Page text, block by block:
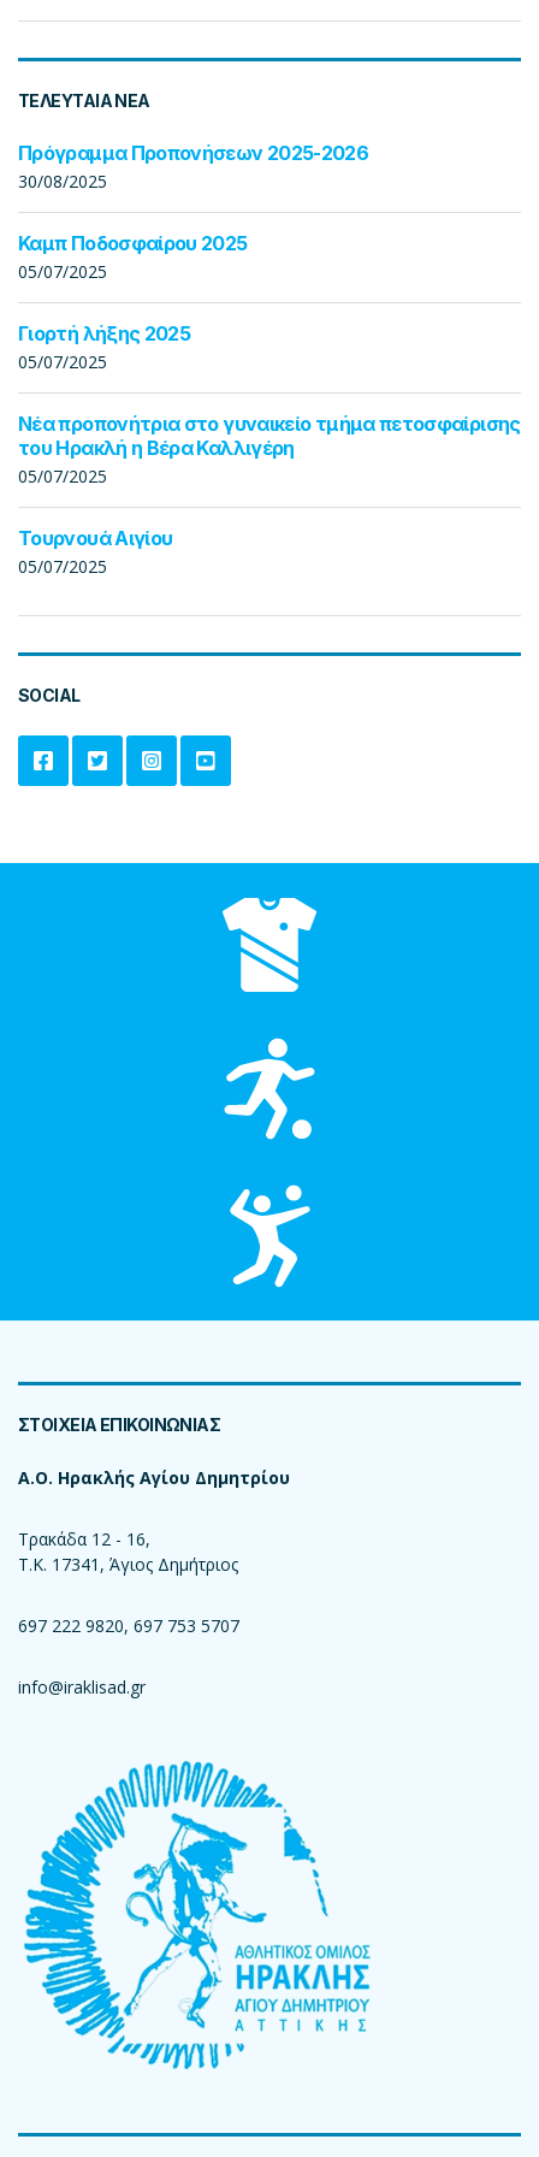
ΤΕΛΕΥΤΑΊΑ ΝΈΑ
Πρόγραμμα Προπονήσεων 2025-2026
30/08/2025
Καμπ Ποδοσφαίρου 2025
05/07/2025
Γιορτή λήξης 2025
05/07/2025
Νέα προπονήτρια στο γυναικείο τμήμα πετοσφαίρισης
του Ηρακλή η Βέρα Καλλιγέρη
05/07/2025
Τουρνουά Αιγίου
05/07/2025
SOCIAL
ΣΤΟΙΧΕΙΑ ΕΠΙΚΟΙΝΩΝΙΑΣ
Α.Ο. Ηρακλής Αγίου Δημητρίου
Τρακάδα 12 - 16,
T.K. 17341, Άγιος Δημήτριος
697 222 9820, 697 753 5707
info@iraklisad.gr